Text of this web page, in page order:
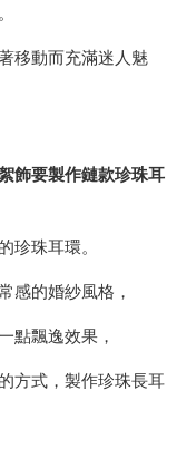
移動而充滿迷人魅
飾要製作鏈款珍珠耳
珍珠耳環。
感的婚紗風格，
點飄逸效果，
方式，製作珍珠長耳